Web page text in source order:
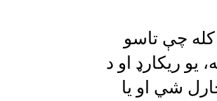
چې تاسو
یو ریکارډ او د
شي او یا